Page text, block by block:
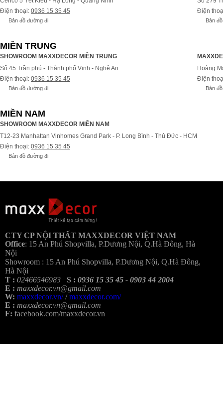
Điện thoại: 0936 15 35 45
Bản đồ đường đi
Điện
Bản
MIỀN TRUNG
SHOWROOM MAXXDECOR MIỀN TRUNG
Số 45 Trần phú - Thành phố Vinh - Nghệ An
Điện thoại: 0936 15 35 45
Bản đồ đường đi
Hoàng
Điện
Bản
MIỀN NAM
SHOWROOM MAXXDECOR MIỀN NAM
T12-23 Manhattan Vinhomes Grand Park - P. Long Bình - Thủ Đức - HCM
Điện thoại: 0936 15 35 45
Bản đồ đường đi
CTY CP NỘI THẤT MAXXDECOR VIỆT NAM
Office: 15 An Phú Shopvilla, P.Dương Nội, Q.Hà Đông, Hà
Nội
Showroom : 15 An Phú Shopvilla, P.Dương Nội, Q.Hà Đông,
Hà Nội
T : 02466546983 S : 0936 15 35 45 - 0903 44 2004
E : maxxdecor.vn@gmail.com
W: maxxdecor.vn//maxxdecor.com/
E : maxxdecor.vn@gmail.com
F: facebook.com/maxxdecor.vn